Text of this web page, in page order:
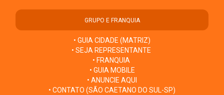
GRUPO E FRANQUIA
• GUIA CIDADE (MATRIZ)
• SEJA REPRESENTANTE
• FRANQUIA
• GUIA MOBILE
• ANUNCIE AQUI
• CONTATO (SÃO CAETANO DO SUL-SP)